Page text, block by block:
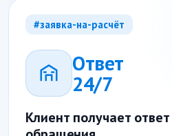
#заявка-на-расчёт
Ответ
24/7
Клиент получает